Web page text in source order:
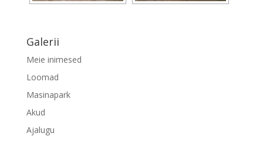
Galerii
Meie inimesed
Loomad
Masinapark
Akud
Ajalugu